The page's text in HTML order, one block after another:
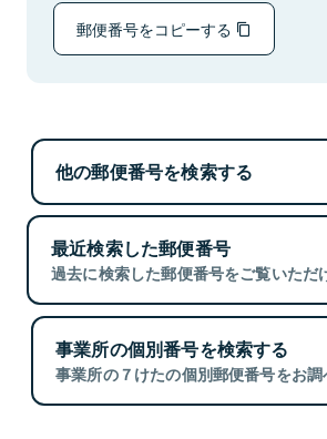
郵便番号をコピーする
他の郵便番号を検索する
最近検索した郵便番号
過去に検索した郵便番号をご覧いただ
事業所の個別番号を検索する
事業所の７けたの個別郵便番号をお調